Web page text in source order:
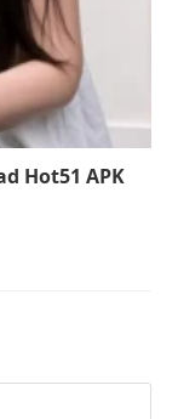
Hot51 APK